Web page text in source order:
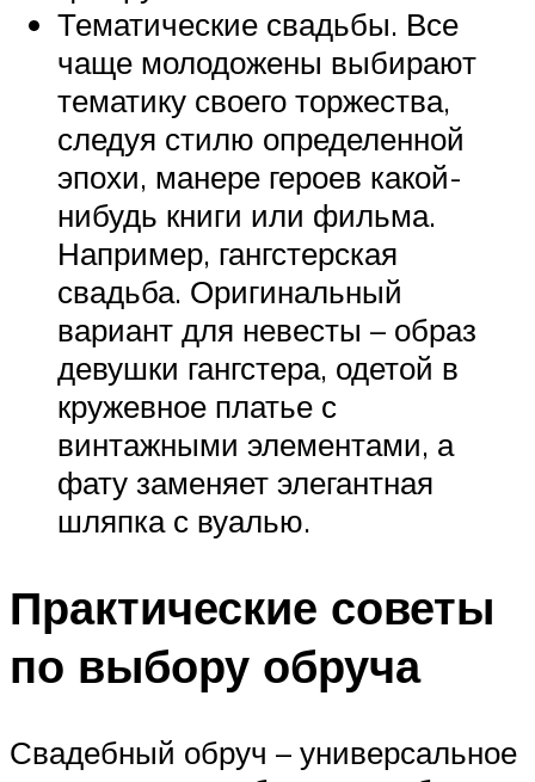
Тематические свадьбы. Все
чаще молодожены выбирают
тематику своего торжества,
следуя стилю определенной
эпохи, манере героев какой-
нибудь книги или фильма.
Например, гангстерская
свадьба. Оригинальный
вариант для невесты – образ
девушки гангстера, одетой в
кружевное платье с
винтажными элементами, а
фату заменяет элегантная
шляпка с вуалью.
Практические советы
по выбору обруча
Свадебный обруч – универсальное